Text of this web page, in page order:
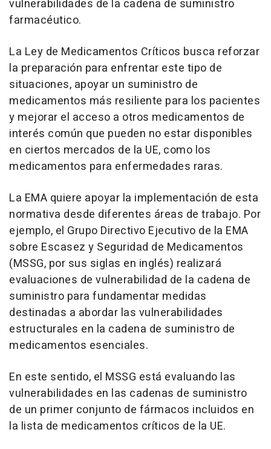
vulnerabilidades de la cadena de suministro
farmacéutico.
La Ley de Medicamentos Críticos busca reforzar
la preparación para enfrentar este tipo de
situaciones, apoyar un suministro de
medicamentos más resiliente para los pacientes
y mejorar el acceso a otros medicamentos de
interés común que pueden no estar disponibles
en ciertos mercados de la UE, como los
medicamentos para enfermedades raras.
La EMA quiere apoyar la implementación de esta
normativa desde diferentes áreas de trabajo. Por
ejemplo, el Grupo Directivo Ejecutivo de la EMA
sobre Escasez y Seguridad de Medicamentos
(MSSG, por sus siglas en inglés) realizará
evaluaciones de vulnerabilidad de la cadena de
suministro para fundamentar medidas
destinadas a abordar las vulnerabilidades
estructurales en la cadena de suministro de
medicamentos esenciales.
En este sentido, el MSSG está evaluando las
vulnerabilidades en las cadenas de suministro
de un primer conjunto de fármacos incluidos en
la lista de medicamentos críticos de la UE.